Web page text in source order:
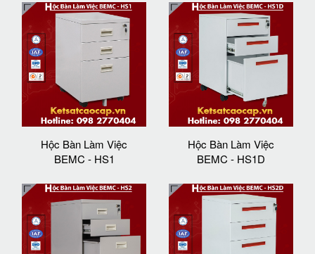
Hộc Bàn Làm Việc
BEMC - HS1
Hộc Bàn Làm Việc
BEMC - HS1D